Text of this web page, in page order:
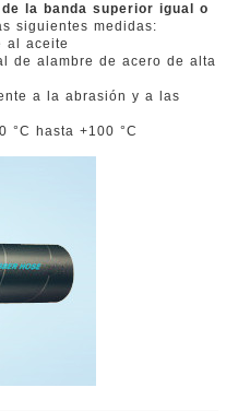
la banda superior igual o
siguientes medidas:
al aceite
de alambre de acero de alta
a la abrasión y a las
°C hasta +100 °C